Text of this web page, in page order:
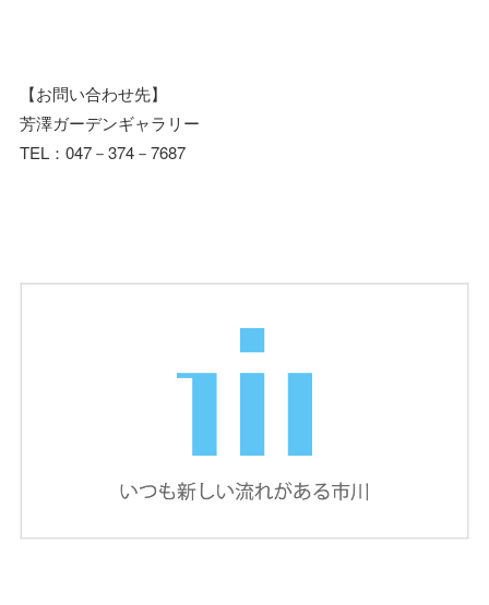
【お問い合わせ先】
芳澤ガーデンギャラリー
TEL：047－374－7687